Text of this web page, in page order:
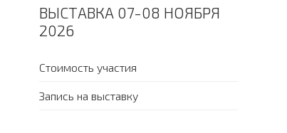
ВЫСТАВКА 07-08 НОЯБРЯ
2026
Стоимость участия
Запись на выставку